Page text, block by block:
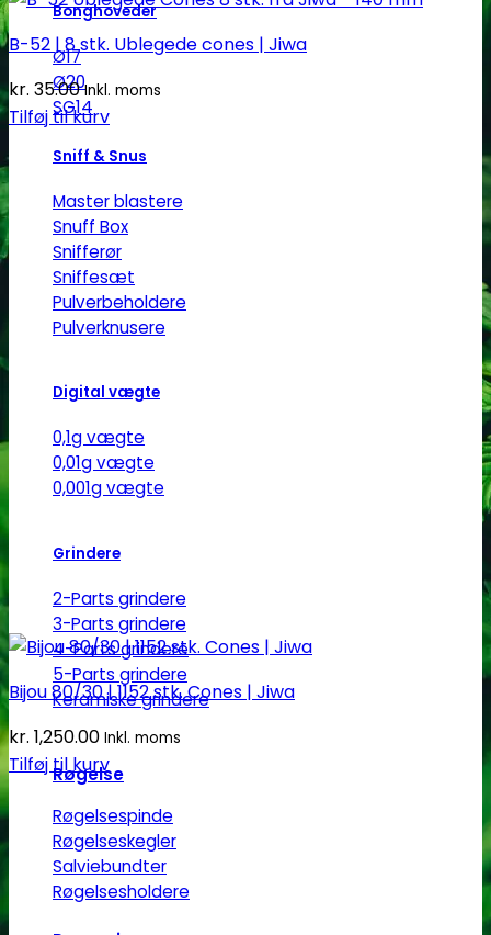
Bonghoveder
Ø17
Ø20
SG14
Sniff & Snus
Master blastere
Snuff Box
Snifferør
Sniffesæt
Pulverbeholdere
Pulverknusere
Digital vægte
0,1g vægte
0,01g vægte
0,001g vægte
Grindere
2-Parts grindere
3-Parts grindere
4-Parts grindere
5-Parts grindere
Keramiske grindere
Røgelse
Røgelsespinde
Røgelseskegler
Salviebundter
Røgelsesholdere
B-52 | 8 stk. Ublegede cones | Jiwa
kr. 35.00 Inkl. moms
Tilføj til kurv
Bijou 80/30 | 1152 stk. Cones | Jiwa
kr. 1,250.00 Inkl. moms
Tilføj til kurv